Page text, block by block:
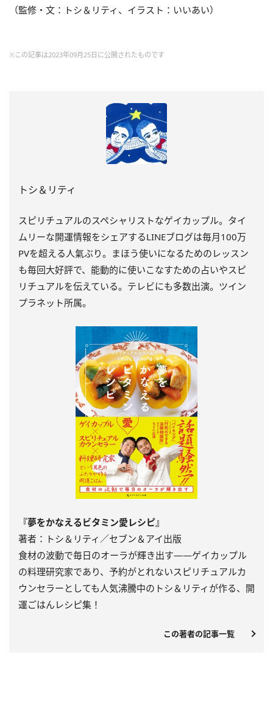
（監修・文：トシ＆リティ、イラスト：いいあい）
※この記事は2023年09月25日に公開されたものです
トシ＆リティ
スピリチュアルのスペシャリストなゲイカップル。タイ
ムリーな開運情報をシェアするLINEブログは毎月100万
PVを超える人氣ぶり。まほう使いになるためのレッスン
も毎回大好評で、能動的に使いこなすための占いやスピ
リチュアルを伝えている。テレビにも多数出演。ツイン
プラネット所属。
『夢をかなえるビタミン愛レシピ』
著者：トシ＆リティ／セブン＆アイ出版
食材の波動で毎日のオーラが輝き出す――ゲイカップル
の料理研究家であり、予約がとれないスピリチュアルカ
ウンセラーとしても人気沸騰中のトシ＆リティが作る、開
運ごはんレシピ集！
この著者の記事一覧